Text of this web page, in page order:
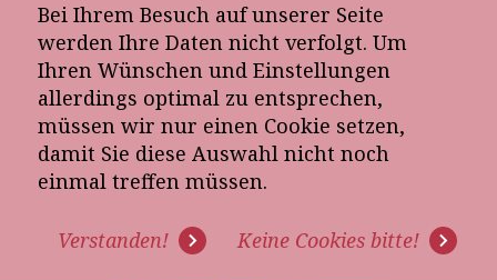
Bei Ihrem Besuch auf unserer Seite
werden Ihre Daten nicht verfolgt. Um
Ihren Wünschen und Einstellungen
allerdings optimal zu entsprechen,
müssen wir nur einen Cookie setzen,
damit Sie diese Auswahl nicht noch
einmal treffen müssen.
Verstanden! Keine Cookies bitte!
[VIDEO-KURS 9/9] -
ABSCHLUSSTECHNIK -
VERKAUFSTRAINING FÜR